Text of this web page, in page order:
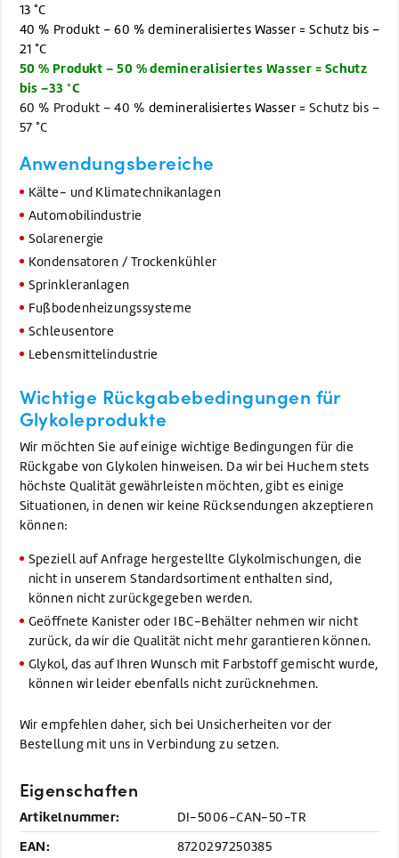
13 °C
40 % Produkt – 60 % demineralisiertes Wasser = Schutz bis –
21 °C
50 % Produkt – 50 % demineralisiertes Wasser = Schutz
bis –33 °C
60 % Produkt – 40 % demineralisiertes Wasser = Schutz bis –
57 °C
Anwendungsbereiche
Kälte- und Klimatechnikanlagen
Automobilindustrie
Solarenergie
Kondensatoren / Trockenkühler
Sprinkleranlagen
Fußbodenheizungssysteme
Schleusentore
Lebensmittelindustrie
Wichtige Rückgabebedingungen für
Glykoleprodukte
Wir möchten Sie auf einige wichtige Bedingungen für die
Rückgabe von Glykolen hinweisen. Da wir bei Huchem stets
höchste Qualität gewährleisten möchten, gibt es einige
Situationen, in denen wir keine Rücksendungen akzeptieren
können:
Speziell auf Anfrage hergestellte Glykolmischungen, die
nicht in unserem Standardsortiment enthalten sind,
können nicht zurückgegeben werden.
Geöffnete Kanister oder IBC-Behälter nehmen wir nicht
zurück, da wir die Qualität nicht mehr garantieren können.
Glykol, das auf Ihren Wunsch mit Farbstoff gemischt wurde,
können wir leider ebenfalls nicht zurücknehmen.
Wir empfehlen daher, sich bei Unsicherheiten vor der
Bestellung mit uns in Verbindung zu setzen.
Eigenschaften
Artikelnummer: DI-5006-CAN-50-TR
EAN: 8720297250385